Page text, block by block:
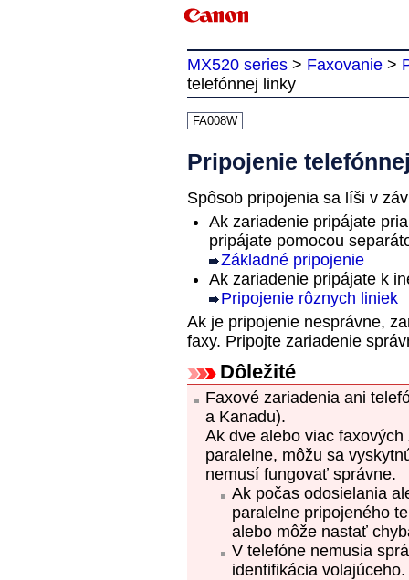
MX520 series > Faxovanie >
telefónnej linky
FA008W
Pripojenie
Spôsob pripojenia sa líši v
Ak zariadenie pripájate
pripájate pomocou
Základné pripojenie
Ak zariadenie pripájate k
Pripojenie rôznych liniek
Ak je pripojenie nesprávne,
faxy. Pripojte zariadenie
Dôležité
Faxové zariadenia ani
a Kanadu).
Ak dve alebo viac faxových
paralelne, môžu sa
nemusí fungovať správne.
Ak počas odosielania
paralelne pripojeného
alebo môže nastať
V telefóne nemusia
identifikácia volajúceho.